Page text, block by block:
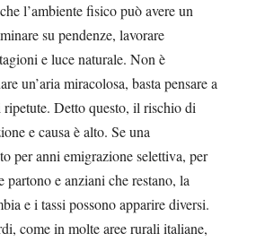
l’ambiente fisico può avere un
su pendenze, lavorare
e luce naturale. Non è
un’aria miracolosa, basta pensare a
Detto questo, il rischio di
e causa è alto. Se una
per anni emigrazione selettiva, per
partono e anziani che restano, la
e i tassi possono apparire diversi.
come in molte aree rurali italiane,